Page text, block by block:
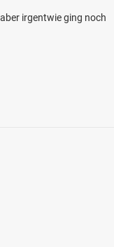
irgentwie ging noch